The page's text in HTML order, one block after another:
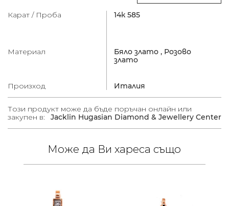
Карат / Проба 14к 585
Материал Бяло злато , Розово
злато
Произход Италия
Този продукт може да бъде поръчан онлайн или
закупен в:
Jacklin Hugasian Diamond & Jewellery Center
Може да Ви хареса също